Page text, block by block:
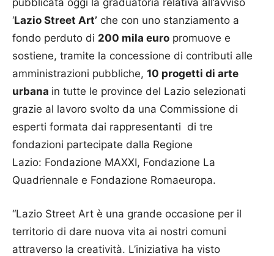
‘Lazio Street Art’ che con uno stanziamento a
fondo perduto di 200 mila euro promuove e
sostiene, tramite la concessione di contributi alle
amministrazioni pubbliche, 10 progetti di arte
urbana in tutte le province del Lazio selezionati
grazie al lavoro svolto da una Commissione di
esperti formata dai rappresentanti di tre
fondazioni partecipate dalla Regione
Lazio: Fondazione MAXXI, Fondazione La
Quadriennale e Fondazione Romaeuropa.
“Lazio Street Art è una grande occasione per il
territorio di dare nuova vita ai nostri comuni
attraverso la creatività. L’iniziativa ha visto